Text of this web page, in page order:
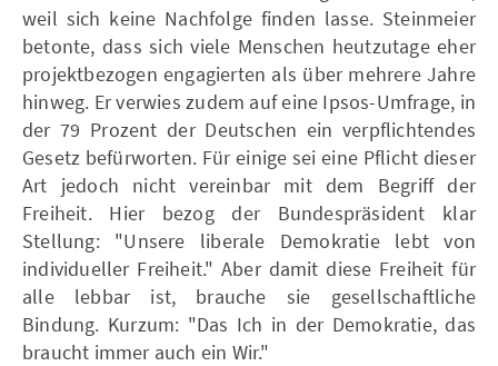
weil sich keine Nachfolge finden lasse. Steinmeier
betonte, dass sich viele Menschen heutzutage eher
projektbezogen engagierten als über mehrere Jahre
hinweg. Er verwies zudem auf eine Ipsos-Umfrage, in
der 79 Prozent der Deutschen ein verpflichtendes
Gesetz befürworten. Für einige sei eine Pflicht dieser
Art jedoch nicht vereinbar mit dem Begriff der
Freiheit. Hier bezog der Bundespräsident klar
Stellung: "Unsere liberale Demokratie lebt von
individueller Freiheit." Aber damit diese Freiheit für
alle lebbar ist, brauche sie gesellschaftliche
Bindung. Kurzum: "Das Ich in der Demokratie, das
braucht immer auch ein Wir."